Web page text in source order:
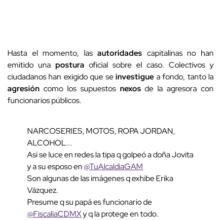
Hasta el momento, lasautoridades capitalinas no han
emitido una postura oficial sobre el caso. Colectivos y
ciudadanos han exigido que seinvestigue a fondo, tanto la
agresión como los supuestos nexosde la agresora con
funcionarios públicos.
NARCOSERIES, MOTOS, ROPA JORDAN,
ALCOHOL...
Así se luce en redes la tipa q golpeó a doña Jovita
y a su esposo en@TuAlcaldiaGAM
Son algunas de las imágenes q exhibe Erika
Vázquez.
Presume q su papá es funcionario de
@FiscaliaCDMXy q la protege en todo.